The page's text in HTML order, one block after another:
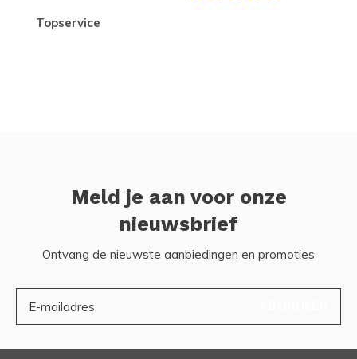
topservice
Meld je aan voor onze
nieuwsbrief
Ontvang de nieuwste aanbiedingen en promoties